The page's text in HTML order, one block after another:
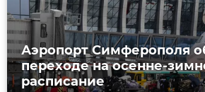
Аэропорт Симферополя
переходе на осенне-
расписание